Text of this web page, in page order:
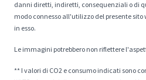
danni diretti, indiretti, consequenziali o di
modo connesso all'utilizzo del presente
in esso.
Le immagini potrebbero non riflettere
** I valori di CO2 e consumo indicati sono